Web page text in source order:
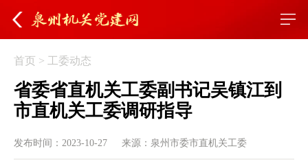
首页 > 工委动态
省委省直机关工委副书记吴镇江到
市直机关工委调研指导
发布时间：2023-10-27 来源：泉州市委市直机关工委